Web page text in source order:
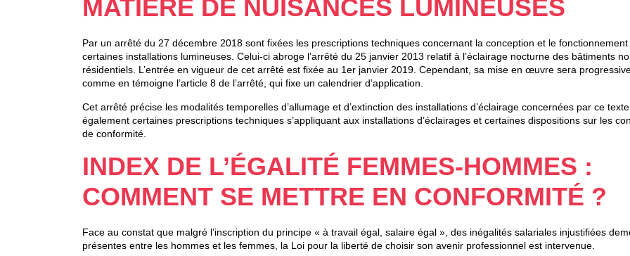
MATIÈRE DE NUISANCES LUMINEUSES
Par un arrêté du 27 décembre 2018 sont fixées les prescriptions techniques concernant la conception et le fonctionnement
certaines installations lumineuses. Celui-ci abroge l’arrêté du 25 janvier 2013 relatif à l’éclairage nocturne des bâtiments
résidentiels. L’entrée en vigueur de cet arrêté est fixée au 1er janvier 2019. Cependant, sa mise en œuvre sera
comme en témoigne l’article 8 de l’arrêté, qui fixe un calendrier d’application.
Cet arrêté précise les modalités temporelles d’allumage et d’extinction des installations d’éclairage concernées par ce
également certaines prescriptions techniques s’appliquant aux installations d’éclairages et certaines dispositions sur les
de conformité.
INDEX DE L’ÉGALITÉ FEMMES-HOMMES :
COMMENT SE METTRE EN CONFORMITÉ ?
Face au constat que malgré l’inscription du principe « à travail égal, salaire égal », des inégalités salariales injustifiées
présentes entre les hommes et les femmes, la Loi pour la liberté de choisir son avenir professionnel est intervenue.